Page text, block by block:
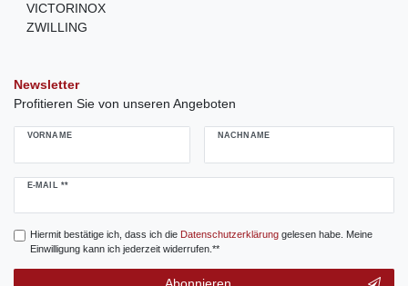
VICTORINOX
ZWILLING
Newsletter
Profitieren Sie von unseren Angeboten
VORNAME NACHNAME
E-MAIL **
Newsletter
Hiermit bestätige ich, dass ich die Daten­schutz­erklärunggelesen habe. Meine
Einwilligung kann ich jederzeit widerrufen.**